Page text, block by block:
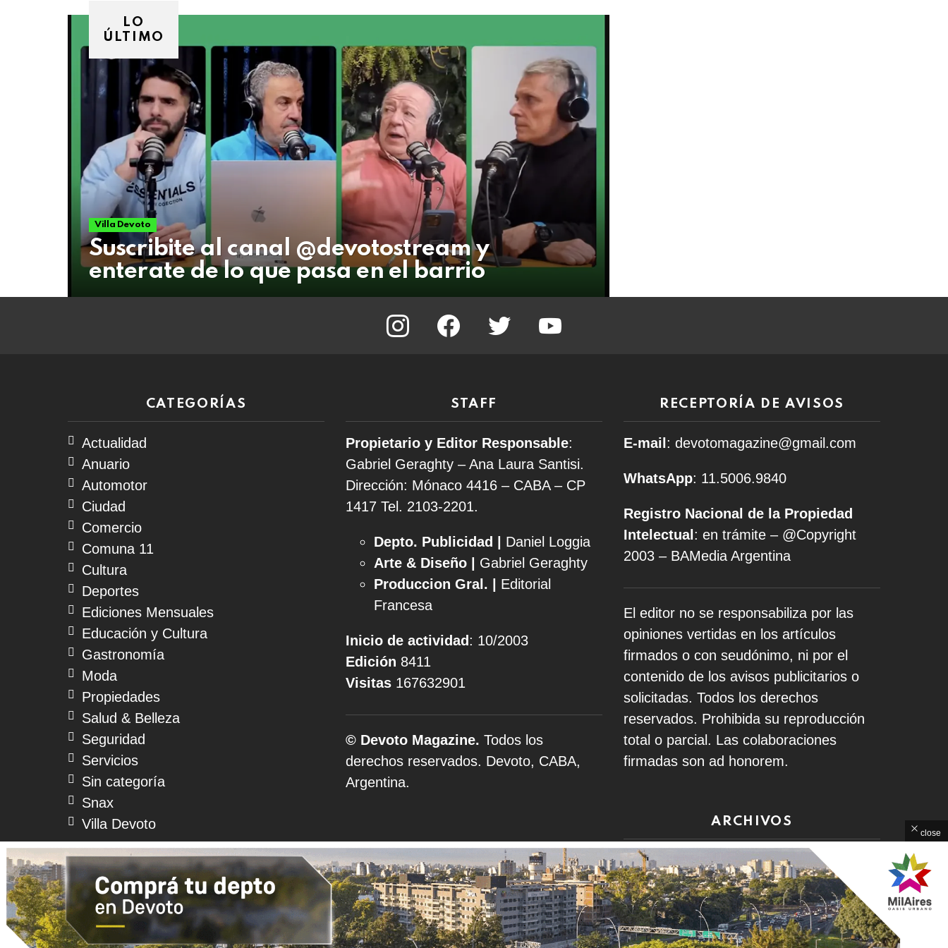
LO
ÚLTIMO
Villa Devoto
Suscribite al canal @devotostream y
enterate de lo que pasa en el barrio
instagram facebook twitter
CATEGORÍAS
Actualidad
Anuario
Automotor
Ciudad
Comercio
Comuna 11
Cultura
Deportes
Ediciones Mensuales
Educación y Cultura
Gastronomía
Moda
Propiedades
Salud & Belleza
Seguridad
Servicios
Sin categoría
Snax
Villa Devoto
STAFF
Propietario y Editor Responsable:
Gabriel Geraghty – Ana Laura Santisi.
Dirección: Mónaco 4416 – CABA – CP
1417 Tel. 2103-2201.
Depto. Publicidad |
Daniel Loggia
Arte & Diseño | Gabriel Geraghty
Produccion Gral. |
Editorial
Francesa
Inicio de actividad : 10/2003
Edición 8411
Visitas 167632901
© Devoto Magazine. Todos los
derechos reservados. Devoto, CABA,
Argentina.
RECEPTORÍA DE AVISOS
E-mail : devotomagazine@gmail.com
WhatsApp: 11.5006.9840
Registro Nacional de la Propiedad
Intelectual : en trámite – @Copyright
2003 – BAMedia Argentina
El editor no se responsabiliza por las
opiniones vertidas en los artículos
firmados o con seudónimo, ni por el
contenido de los avisos publicitarios o
solicitadas. Todos los derechos
reservados. Prohibida su reproducción
total o parcial. Las colaboraciones
firmadas son ad honorem.
ARCHIVOS
Archivos
© 2026 Devoto Magazine Home Contacto Política de Privacidad
de
close